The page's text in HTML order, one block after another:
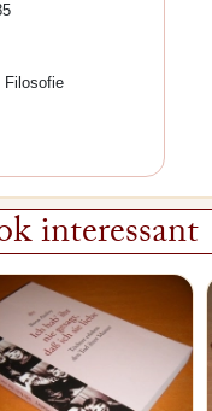
Filosofie
interessant